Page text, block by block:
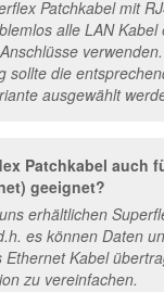
Patchkabel mit
alle LAN Kabel
sollte die
ausgewählt
Patchkabel auch
geeignet?
erhältlichen
es können Daten
Ethernet Kabel
zu vereinfachen.